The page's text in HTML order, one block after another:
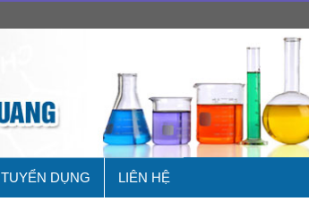
TUYỂN DỤNG LIÊN HỆ